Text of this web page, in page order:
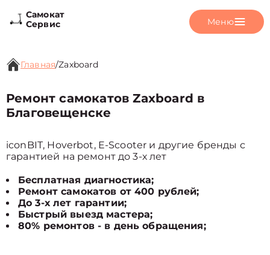
Самокат
Сервис
Меню
Главная/Zaxboard
Ремонт самокатов Zaxboard в
Благовещенске
iconBIT, Hoverbot, E-Scooter и другие бренды с
гарантией на ремонт до 3-х лет
Бесплатная диагностика;
Ремонт самокатов от 400 рублей;
До 3-х лет гарантии;
Быстрый выезд мастера;
80% ремонтов - в день обращения;